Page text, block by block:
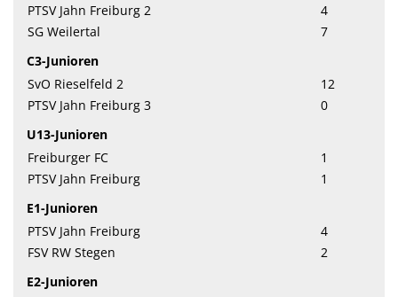
PTSV Jahn Freiburg 2
4
SG Weilertal
7
C3-Junioren
SvO Rieselfeld 2
12
PTSV Jahn Freiburg 3
0
U13-Junioren
Freiburger FC
1
PTSV Jahn Freiburg
1
E1-Junioren
PTSV Jahn Freiburg
4
FSV RW Stegen
2
E2-Junioren